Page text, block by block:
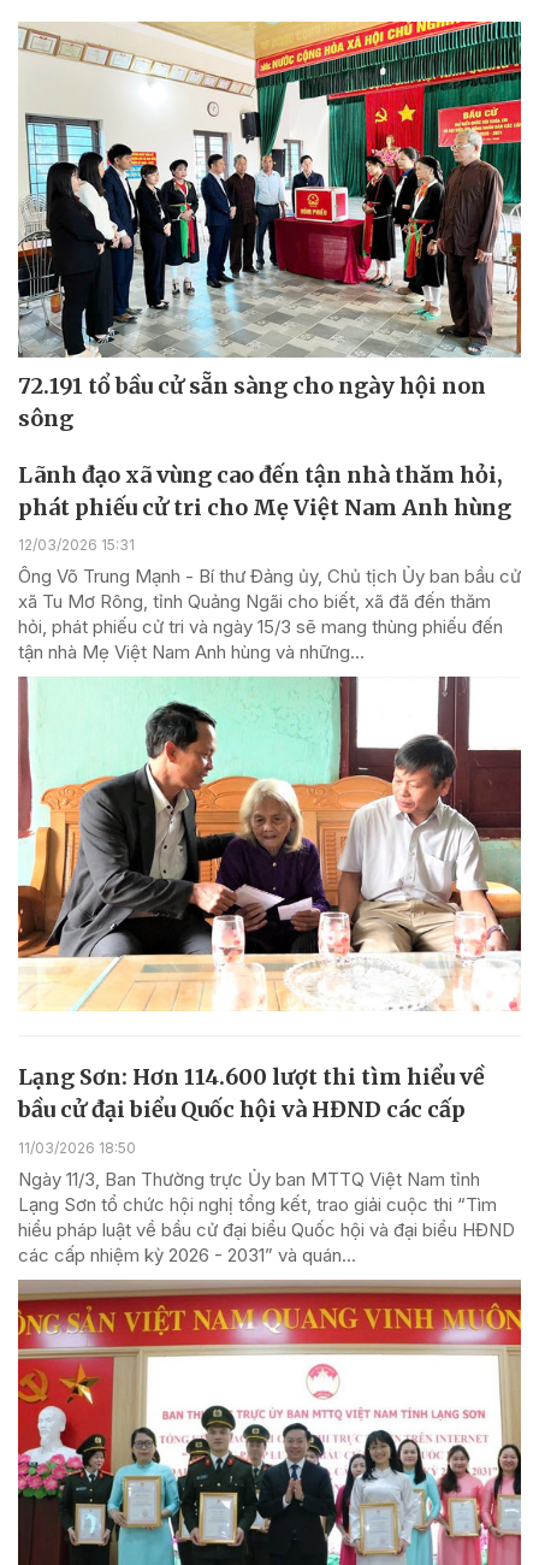
72.191 tổ bầu cử sẵn sàng cho ngày hội non
sông
Lãnh đạo xã vùng cao đến tận nhà thăm hỏi,
phát phiếu cử tri cho Mẹ Việt Nam Anh hùng
12/03/2026 15:31
Ông Võ Trung Mạnh - Bí thư Đảng ủy, Chủ tịch Ủy ban bầu cử
xã Tu Mơ Rông, tỉnh Quảng Ngãi cho biết, xã đã đến thăm
hỏi, phát phiếu cử tri và ngày 15/3 sẽ mang thùng phiếu đến
tận nhà Mẹ Việt Nam Anh hùng và những...
Lạng Sơn: Hơn 114.600 lượt thi tìm hiểu về
bầu cử đại biểu Quốc hội và HĐND các cấp
11/03/2026 18:50
Ngày 11/3, Ban Thường trực Ủy ban MTTQ Việt Nam tỉnh
Lạng Sơn tổ chức hội nghị tổng kết, trao giải cuộc thi “Tìm
hiểu pháp luật về bầu cử đại biểu Quốc hội và đại biểu HĐND
các cấp nhiệm kỳ 2026 - 2031” và quán...